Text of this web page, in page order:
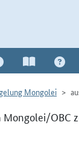
Mongolei
OBC